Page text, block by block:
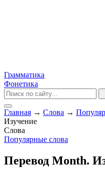
Грамматика
Фонетика
Главная → Слова →
Изучение
Слова
Популярные слова
Перевод Month.